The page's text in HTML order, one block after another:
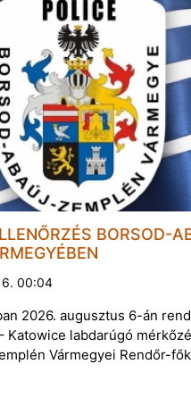
BORSOD-
6. 00:04
2026. augusztus 6-án
Katowice labdarúgó
Vármegyei Rendőr-